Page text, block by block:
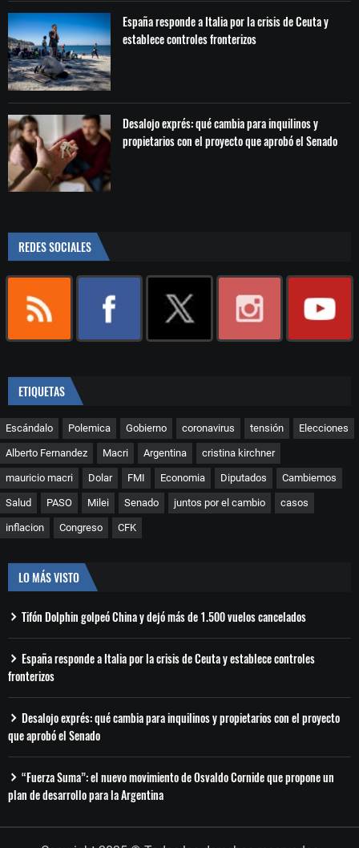
España responde a Italia por la crisis de Ceuta y
establece controles fronterizos
Desalojo exprés: qué cambia para inquilinos y
propietarios con el proyecto que aprobó el Senado
REDES SOCIALES
ETIQUETAS
Escándalo Polemica Gobierno coronavirus tensión Elecciones
Alberto Fernandez Macri Argentina cristina kirchner
mauricio macri Dolar FMI Economia Diputados Cambiemos
Salud PASO Milei Senado juntos por el cambio casos
inflacion Congreso CFK
LO MÁS VISTO
Tifón Dolphin golpeó China y dejó más de 1.500 vuelos cancelados
España responde a Italia por la crisis de Ceuta y establece controles
fronterizos
Desalojo exprés: qué cambia para inquilinos y propietarios con el proyecto
que aprobó el Senado
“Fuerza Suma”: el nuevo movimiento de Osvaldo Cornide que propone un
plan de desarrollo para la Argentina